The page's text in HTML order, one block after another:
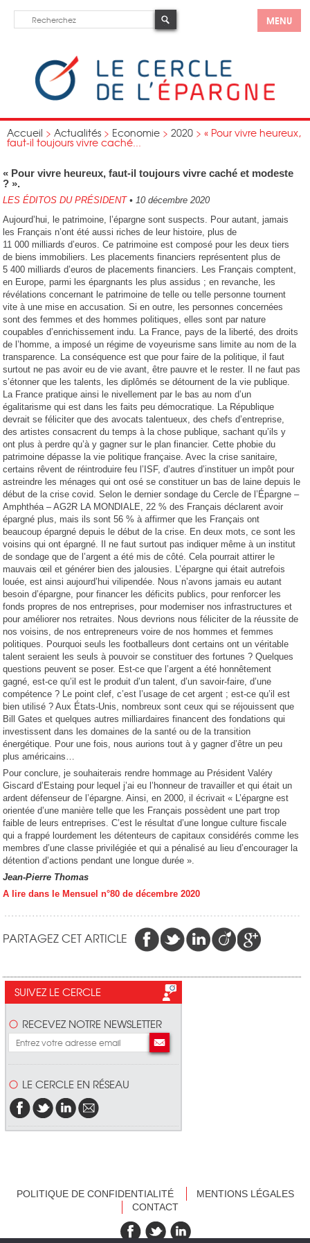
MENU
Accueil > Actualités > Economie > 2020 > « Pour vivre heureux,
faut-il toujours vivre caché...
« Pour vivre heureux, faut-il toujours vivre caché et modeste
? ».
LES ÉDITOS DU PRÉSIDENT • 10 décembre 2020
Aujourd’hui, le patrimoine, l’épargne sont suspects. Pour autant, jamais
les Français n’ont été aussi riches de leur histoire, plus de
11 000 milliards d’euros. Ce patrimoine est composé pour les deux tiers
de biens immobiliers. Les placements financiers représentent plus de
5 400 milliards d’euros de placements financiers. Les Français comptent,
en Europe, parmi les épargnants les plus assidus ; en revanche, les
révélations concernant le patrimoine de telle ou telle personne tournent
vite à une mise en accusation. Si en outre, les personnes concernées
sont des femmes et des hommes politiques, elles sont par nature
coupables d’enrichissement indu. La France, pays de la liberté, des droits
de l’homme, a imposé un régime de voyeurisme sans limite au nom de la
transparence. La conséquence est que pour faire de la politique, il faut
surtout ne pas avoir eu de vie avant, être pauvre et le rester. Il ne faut pas
s’étonner que les talents, les diplômés se détournent de la vie publique.
La France pratique ainsi le nivellement par le bas au nom d’un
égalitarisme qui est dans les faits peu démocratique. La République
devrait se féliciter que des avocats talentueux, des chefs d’entreprise,
des artistes consacrent du temps à la chose publique, sachant qu’ils y
ont plus à perdre qu’à y gagner sur le plan financier. Cette phobie du
patrimoine dépasse la vie politique française. Avec la crise sanitaire,
certains rêvent de réintroduire feu l’ISF, d’autres d’instituer un impôt pour
astreindre les ménages qui ont osé se constituer un bas de laine depuis le
début de la crise covid. Selon le dernier sondage du Cercle de l’Épargne –
Amphthéa – AG2R LA MONDIALE, 22 % des Français déclarent avoir
épargné plus, mais ils sont 56 % à affirmer que les Français ont
beaucoup épargné depuis le début de la crise. En deux mots, ce sont les
voisins qui ont épargné. Il ne faut surtout pas indiquer même à un institut
de sondage que de l’argent a été mis de côté. Cela pourrait attirer le
mauvais œil et générer bien des jalousies. L’épargne qui était autrefois
louée, est ainsi aujourd’hui vilipendée. Nous n’avons jamais eu autant
besoin d’épargne, pour financer les déficits publics, pour renforcer les
fonds propres de nos entreprises, pour moderniser nos infrastructures et
pour améliorer nos retraites. Nous devrions nous féliciter de la réussite de
nos voisins, de nos entrepreneurs voire de nos hommes et femmes
politiques. Pourquoi seuls les footballeurs dont certains ont un véritable
talent seraient les seuls à pouvoir se constituer des fortunes ? Quelques
questions peuvent se poser. Est-ce que l’argent a été honnêtement
gagné, est-ce qu’il est le produit d’un talent, d’un savoir-faire, d’une
compétence ? Le point clef, c’est l’usage de cet argent ; est-ce qu’il est
bien utilisé ? Aux États-Unis, nombreux sont ceux qui se réjouissent que
Bill Gates et quelques autres milliardaires financent des fondations qui
investissent dans les domaines de la santé ou de la transition
énergétique. Pour une fois, nous aurions tout à y gagner d’être un peu
plus américains…
Pour conclure, je souhaiterais rendre hommage au Président Valéry
Giscard d’Estaing pour lequel j’ai eu l’honneur de travailler et qui était un
ardent défenseur de l’épargne. Ainsi, en 2000, il écrivait « L’épargne est
orientée d’une manière telle que les Français possèdent une part trop
faible de leurs entreprises. C’est le résultat d’une longue culture fiscale
qui a frappé lourdement les détenteurs de capitaux considérés comme les
membres d’une classe privilégiée et qui a pénalisé au lieu d’encourager la
détention d’actions pendant une longue durée ».
Jean-Pierre Thomas
A lire dans le Mensuel n°80 de décembre 2020
PARTAGEZ CET ARTICLE
SUIVEZ LE CERCLE
RECEVEZ NOTRE NEWSLETTER
LE CERCLE EN RÉSEAU
POLITIQUE DE CONFIDENTIALITÉ
MENTIONS LÉGALES
CONTACT